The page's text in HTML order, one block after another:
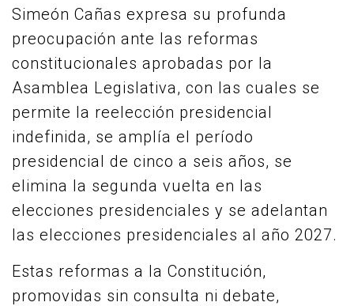
Simeón Cañas expresa su profunda
preocupación ante las reformas
constitucionales aprobadas por la
Asamblea Legislativa, con las cuales se
permite la reelección presidencial
indefinida, se amplía el período
presidencial de cinco a seis años, se
elimina la segunda vuelta en las
elecciones presidenciales y se adelantan
las elecciones presidenciales al año 2027.
Estas reformas a la Constitución,
promovidas sin consulta ni debate,